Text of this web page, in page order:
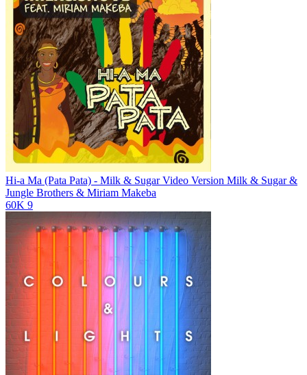
Hi-a Ma (Pata Pata) - Milk & Sugar Video Version Milk & Sugar &
Jungle Brothers & Miriam Makeba
60K 9